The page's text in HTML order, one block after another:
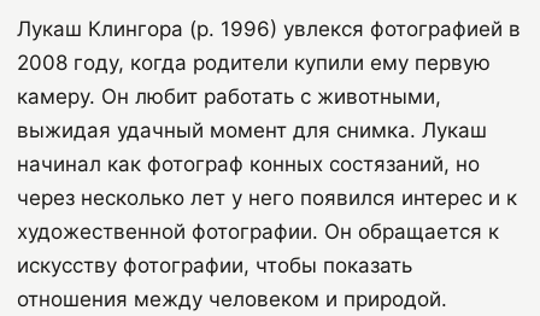
Лукаш Клингора (р. 1996) увлекся фотографией в
2008 году, когда родители купили ему первую
камеру. Он любит работать с животными,
выжидая удачный момент для снимка. Лукаш
начинал как фотограф конных состязаний, но
через несколько лет у него появился интерес и к
художественной фотографии. Он обращается к
искусству фотографии, чтобы показать
отношения между человеком и природой.